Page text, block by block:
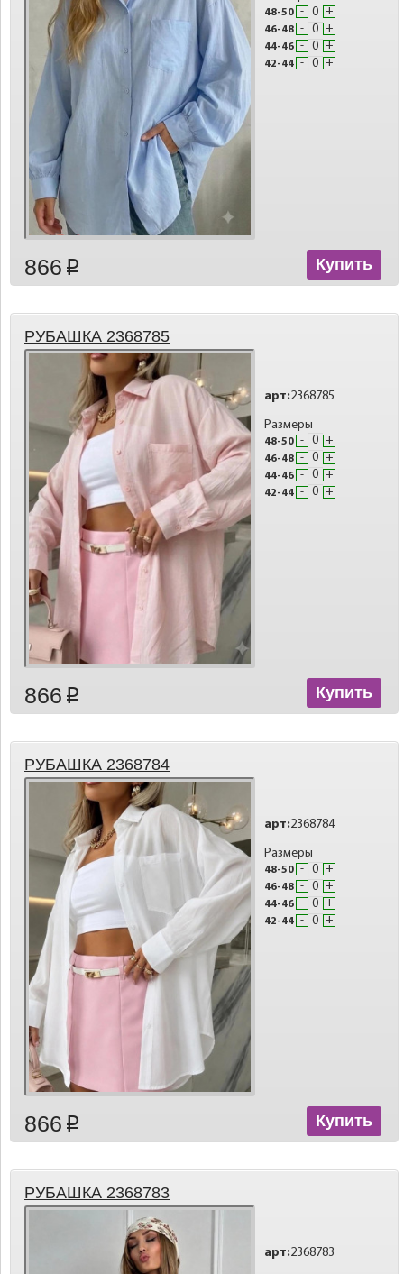
48-50 - +
46-48 - +
44-46 - +
42-44 - +
866 p Купить
РУБАШКА 2368785
арт:2368785
Размеры
48-50 - +
46-48 - +
44-46 - +
42-44 - +
866 p Купить
РУБАШКА 2368784
арт:2368784
Размеры
48-50 - +
46-48 - +
44-46 - +
42-44 - +
866 p Купить
РУБАШКА 2368783
арт:2368783